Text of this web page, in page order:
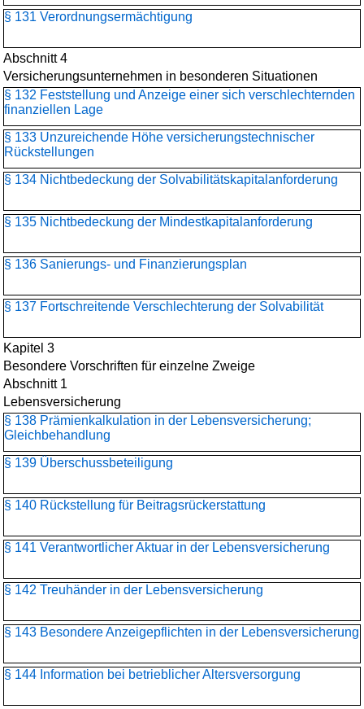
§ 131 Verordnungsermächtigung
Abschnitt 4
Versicherungsunternehmen in besonderen Situationen
§ 132 Feststellung und Anzeige einer sich verschlechternden
finanziellen Lage
§ 133 Unzureichende Höhe versicherungstechnischer
Rückstellungen
§ 134 Nichtbedeckung der Solvabilitätskapitalanforderung
§ 135 Nichtbedeckung der Mindestkapitalanforderung
§ 136 Sanierungs- und Finanzierungsplan
§ 137 Fortschreitende Verschlechterung der Solvabilität
Kapitel 3
Besondere Vorschriften für einzelne Zweige
Abschnitt 1
Lebensversicherung
§ 138 Prämienkalkulation in der Lebensversicherung;
Gleichbehandlung
§ 139 Überschussbeteiligung
§ 140 Rückstellung für Beitragsrückerstattung
§ 141 Verantwortlicher Aktuar in der Lebensversicherung
§ 142 Treuhänder in der Lebensversicherung
§ 143 Besondere Anzeigepflichten in der Lebensversicherung
§ 144 Information bei betrieblicher Altersversorgung